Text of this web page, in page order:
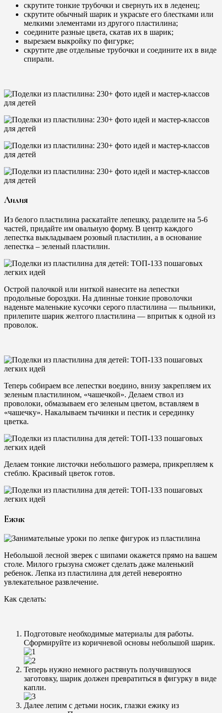
скрутите тонкие трубочки и свернуть их в леденец;
скрутите обычный шарик и украсьте его блестками или
мелкими элементами из другого пластилина;
соедините разные цвета, скатав их в шарик;
вырезаем выкройку по фигурке;
скрутите две отдельные трубочки и соедините их в виде
спирали.
Лилия
Из белого пластилина раскатайте лепешку, разделите на 5-6
частей, придайте им овальную форму. В центр каждого
лепестка выкладываем розовый пластилин, а в основание
лепестка – зеленый пластилин.
Острой палочкой или ниткой нанесите на лепестки
продольные бороздки. На длинные тонкие проволочки
наденьте маленькие кусочки серого пластилина — пыльники,
прилепите шарик желтого пластилина — впритык к одной из
проволок.
Теперь собираем все лепестки воедино, внизу закрепляем их
зеленым пластилином, «чашечкой». Делаем ствол из
проволоки, обмазываем его зеленым цветом, вставляем в
«чашечку». Накалываем тычинки и пестик и серединку
цветка.
Делаем тонкие листочки небольшого размера, прикрепляем к
стеблю. Красивый цветок готов.
Ежик
Небольшой лесной зверек с шипами окажется прямо на вашем
столе. Милого грызуна сможет сделать даже маленький
ребенок. Лепка из пластилина для детей невероятно
увлекательное развлечение.
Как сделать:
Подготовьте необходимые материалы для работы.
Сформируйте из коричневой основы небольшой шарик.
Теперь нужно немного растянуть получившуюся
заготовку, шарик должен превратиться в фигурку в виде
капли.
Далее лепим с детьми носик, глазки ежику из